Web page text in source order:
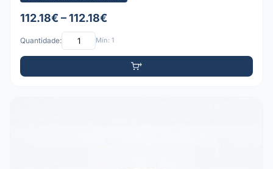
112.18€ – 112.18€
Quantidade: Mín: 1